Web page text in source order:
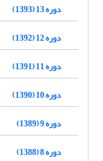
دوره 13 (1393)
دوره 12 (1392)
دوره 11 (1391)
دوره 10 (1390)
دوره 9 (1389)
دوره 8 (1388)